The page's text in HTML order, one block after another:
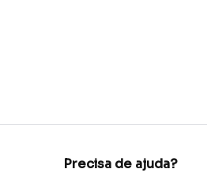
Precisa de ajuda?